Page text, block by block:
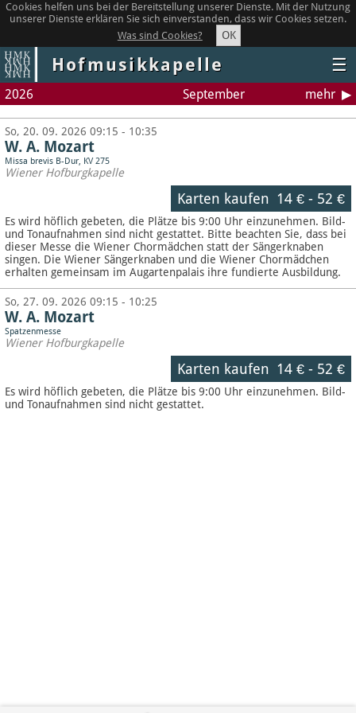
Cookies helfen uns bei der Bereitstellung unserer Dienste. Mit der Nutzung
unserer Dienste erklären Sie sich einverstanden, dass wir Cookies setzen.
Was sind Cookies?
OK
Hofmusikkapelle ☰
2026 September mehr
So, 20. 09. 2026 09:15 - 10:35
W. A. Mozart
Missa brevis B-Dur, KV 275
Wiener Hofburgkapelle
Karten kaufen 14 €- 52 €
Es wird höflich gebeten, die Plätze bis 9:00 Uhr einzunehmen. Bild-
und Tonaufnahmen sind nicht gestattet. Bitte beachten Sie, dass bei
dieser Messe die Wiener Chormädchen statt der Sängerknaben
singen. Die Wiener Sängerknaben und die Wiener Chormädchen
erhalten gemeinsam im Augartenpalais ihre fundierte Ausbildung.
So, 27. 09. 2026 09:15 - 10:25
W. A. Mozart
Spatzenmesse
Wiener Hofburgkapelle
Karten kaufen 14 €- 52 €
Es wird höflich gebeten, die Plätze bis 9:00 Uhr einzunehmen. Bild-
und Tonaufnahmen sind nicht gestattet.